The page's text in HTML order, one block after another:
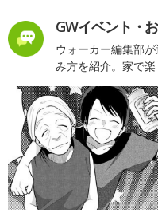
GWイベント・
ウォーカー編集部
み方を紹介。家で